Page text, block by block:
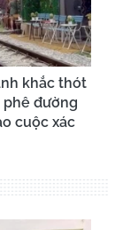
khắc thót
đường
cuộc xác